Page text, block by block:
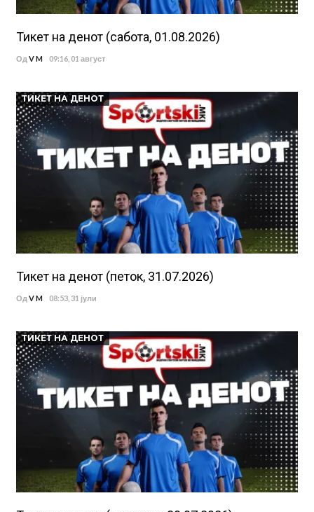
Тикет на денот (сабота, 01.08.2026)
Од V M 09:16, 01 август
ТИКЕТ НА ДЕНОТ
Тикет на денот (петок, 31.07.2026)
Од V M 08:53, 31 јули
ТИКЕТ НА ДЕНОТ